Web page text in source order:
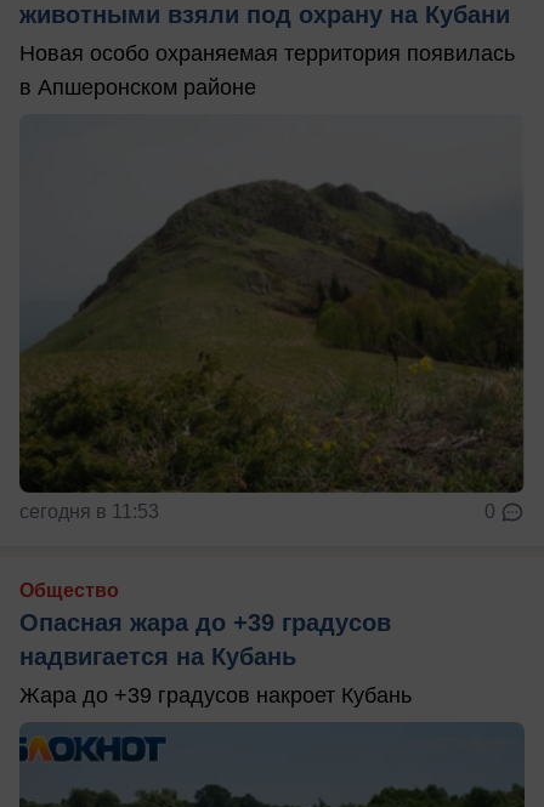
животными взяли под охрану на Кубани
Новая особо охраняемая территория появилась
в Апшеронском районе
сегодня в 11:53 0
Общество
Опасная жара до +39 градусов
надвигается на Кубань
Жара до +39 градусов накроет Кубань